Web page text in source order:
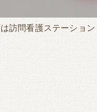
訪問看護ステーショ